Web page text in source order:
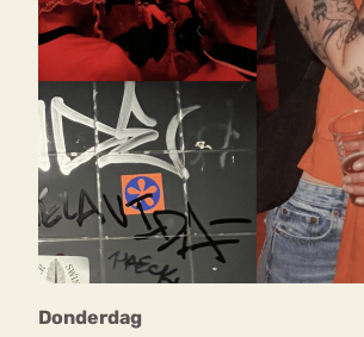
Donderdag